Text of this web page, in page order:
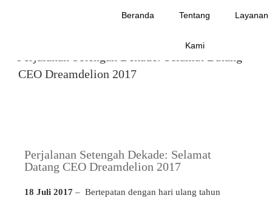
Beranda Tentang
Kami
Layanan
CEO Dreamdelion 2017
Perjalanan Setengah Dekade: Selamat
Datang CEO Dreamdelion 2017
18 Juli 2017 – Bertepatan dengan hari ulang tahun